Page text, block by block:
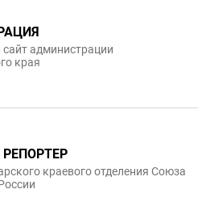
администрации
края
краевого отделения Союза